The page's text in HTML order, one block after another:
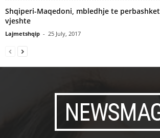
Shqiperi-Maqedoni, mbledhje te
vjeshte
Lajmetshqip - 25 July, 2017